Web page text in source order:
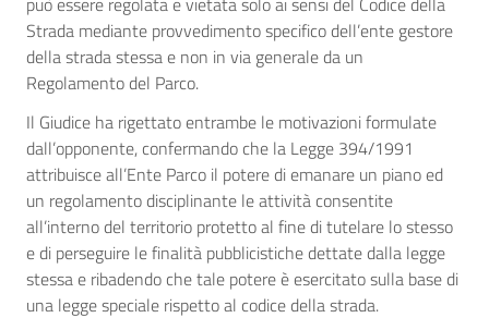
Strada mediante provvedimento specifico dell’ente gestore
della strada stessa e non in via generale da un
Regolamento del Parco.
Il Giudice ha rigettato entrambe le motivazioni formulate
dall’opponente, confermando che la Legge 394/1991
attribuisce all’Ente Parco il potere di emanare un piano ed
un regolamento disciplinante le attività consentite
all’interno del territorio protetto al fine di tutelare lo stesso
e di perseguire le finalità pubblicistiche dettate dalla legge
stessa e ribadendo che tale potere è esercitato sulla base di
una legge speciale rispetto al codice della strada.